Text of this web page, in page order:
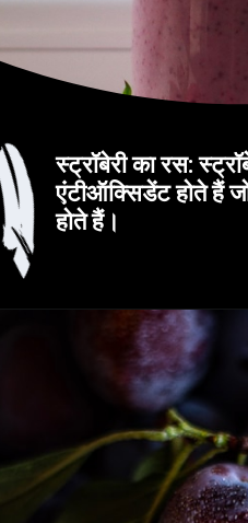
स्ट्रॉबेरी का रस:
एंटीऑक्सिडेंट होते हैं
होते हैं।